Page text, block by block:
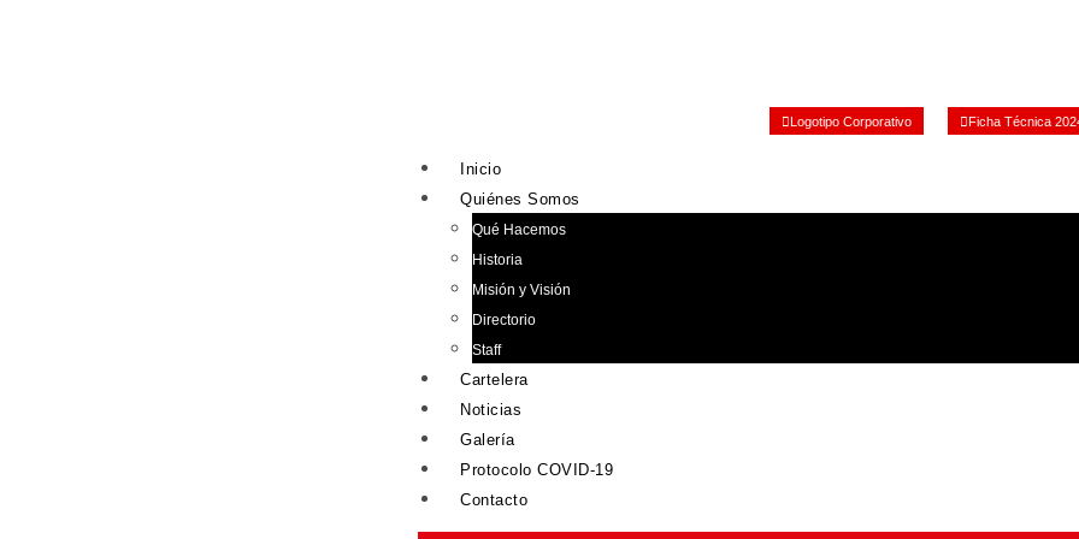
Logotipo Corporativo Ficha Técnica
Inicio
Quiénes Somos
Qué Hacemos
Historia
Misión y Visión
Directorio
Staff
Cartelera
Noticias
Galería
Protocolo COVID-19
Contacto